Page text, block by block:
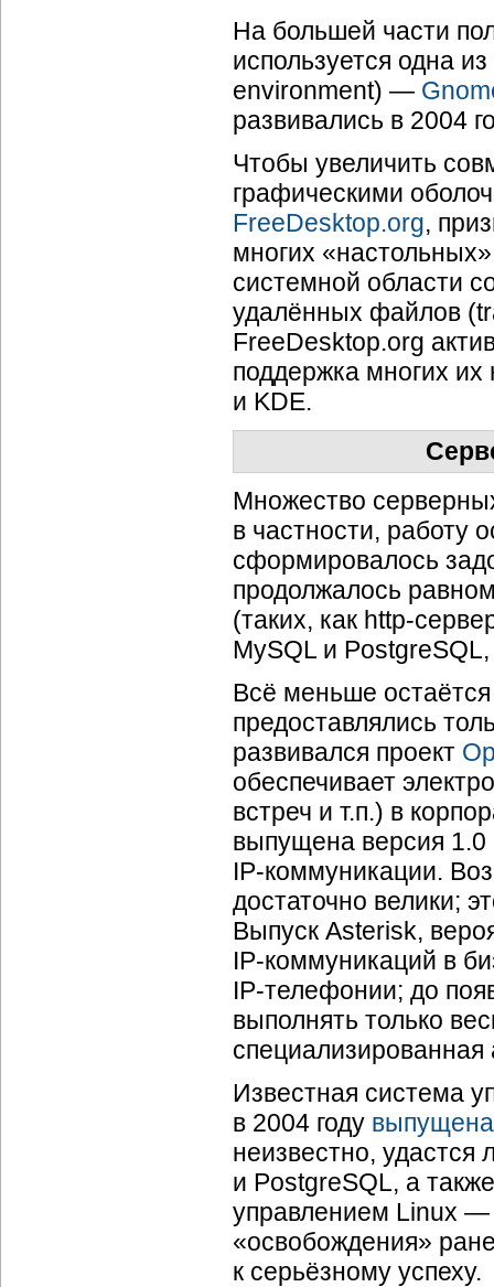
На большей части
используется одна
environment) —
развивались в 2004
Чтобы увеличить
графическими
FreeDesktop.org,
многих
системной области
удалённых файлов
FreeDesktop.org
поддержка многих
и KDE.
Множество
в частности,
сформировалось
продолжалось
(таких, как http-
MySQL и
Всё меньше
предоставлялись
развивался проект
обеспечивает
встреч и т.п.) в
выпущена версия
IP-коммуникации.
достаточно велики;
Выпуск Asterisk,
IP-коммуникаций в
IP-телефонии; до
выполнять только
специализированная
Известная система
в 2004 году выпущена
неизвестно,
и PostgreSQL, а
управлением Linux —
«освобождения»
к серьёзному успеху.